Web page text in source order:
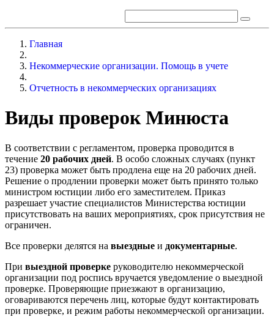
Главная
Некоммерческие организации. Помощь в учете
Отчетность в некоммерческих организациях
Виды проверок Минюста
В соответствии с регламентом, проверка проводится в
течение 20 рабочих дней. В особо сложных случаях (пункт
23) проверка может быть продлена еще на 20 рабочих дней.
Решение о продлении проверки может быть принято только
министром юстиции либо его заместителем. Приказ
разрешает участие специалистов Министерства юстиции
присутствовать на ваших мероприятиях, срок присутствия не
ограничен.
Все проверки делятся на выездные и документарные.
При выездной проверке руководителю некоммерческой
организации под роспись вручается уведомление о выездной
проверке. Проверяющие приезжают в организацию,
оговариваются перечень лиц, которые будут контактировать
при проверке, и режим работы некоммерческой организации.